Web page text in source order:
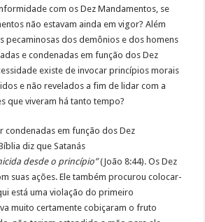
com os Dez Mandamentos, se
não estavam ainda em vigor? Além
pecaminosas dos demônios e dos homens
e condenadas em função dos Dez
existe de invocar princípios morais
e não revelados a fim de lidar com a
que viveram há tanto tempo?
condenadas em função dos Dez
diz que Satanás
desde o princípio”(João 8:44). Os Dez
suas ações. Ele também procurou colocar-
está uma violação do primeiro
muito certamente cobiçaram o fruto